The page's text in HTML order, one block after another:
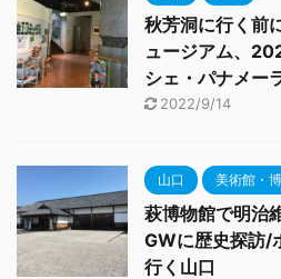
秋芳洞に行く前
ュージアム、
シェ・パナメー
2022/9/14
山口 美術館・
萩博物館で明治
GWに歴史探訪/
行く山口